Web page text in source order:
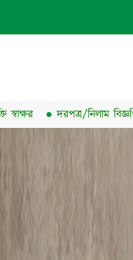
দরপত্র/নিলাম বিজ্ঞপ্তি প্রকাশিত